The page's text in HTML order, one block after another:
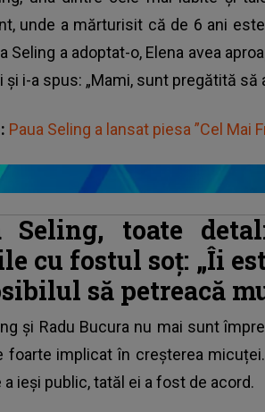
unde a mărturisit că de 6 ani
Seling a adoptat-o, Elena avea
și i-a spus: „Mami, sunt pregătită să
Paua Seling a lansat piesa ”Cel Mai
Seling, toate
cu fostul soț: „Îi
să petreacă
și Radu Bucura nu mai sunt
foarte implicat în creșterea
a ieși public, tatăl ei a fost de acord.